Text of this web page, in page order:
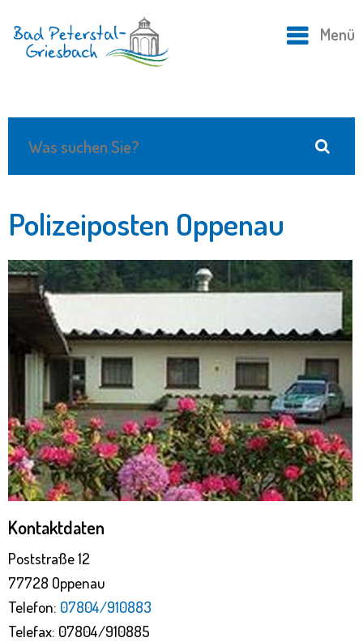
Menü
Polizeiposten Oppenau
Kontaktdaten
Poststraße 12
77728 Oppenau
Telefon: 07804/910883
Telefax: 07804/910885